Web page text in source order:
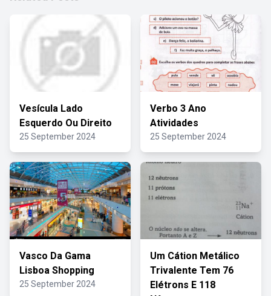
Vesícula Lado
Esquerdo Ou Direito
25 September 2024
Verbo 3 Ano
Atividades
25 September 2024
Vasco Da Gama
Lisboa Shopping
25 September 2024
Um Cátion Metálico
Trivalente Tem 76
Elétrons E 118